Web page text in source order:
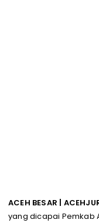
ACEH BESAR |
yang dicapai Pemkab